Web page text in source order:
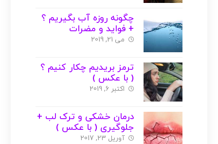
چگونه روزه آب بگیریم ؟
+ فواید و مضرات
می 21, 2019
ترمز بریدیم چکار کنیم ؟
( با عکس )
اکتبر 6, 2019
درمان خشکی و ترک لب +
جلوگیری ( با عکس )
آوریل 23, 2017